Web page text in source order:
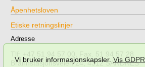
Vi bruker informasjonskapsler.Vis GDPR
Åpenhetsloven
Etiske retningslinjer
Adresse
Tlf: +47 51 94 57 00, Fax. 51 94 57 28
Brannstasjonsveien 24, 4312 SANDNES